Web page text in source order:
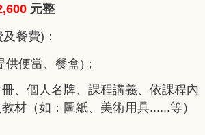
元整
及餐費) ：
供便當、餐盒)；
、個人名牌、課程講義、依課程內
材（如：圖紙、美術用具......等）